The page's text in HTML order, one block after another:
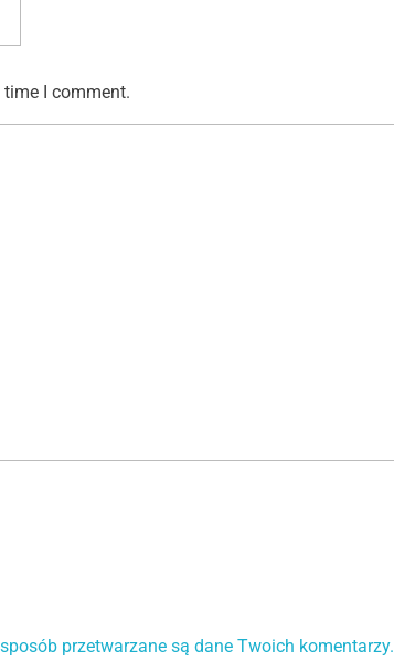
I comment.
przetwarzane są dane Twoich komentarzy.